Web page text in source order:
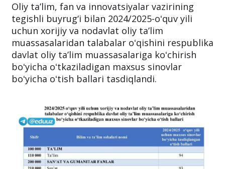
Oliy ta’lim, fan va innovatsiyalar vazirining
tegishli buyrug‘i bilan 2024/2025-oʻquv yili
uchun xorijiy va nodavlat oliy taʼlim
muassasalaridan talabalar oʻqishini respublika
davlat oliy taʼlim muassasalariga koʻchirish
boʻyicha oʻtkaziladigan maxsus sinovlar
boʻyicha oʻtish ballari tasdiqlandi.